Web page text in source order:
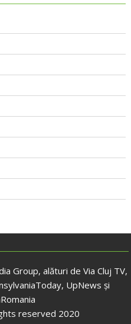
Group, alături de Via Cluj TV,
UpNews și
reserved 2020